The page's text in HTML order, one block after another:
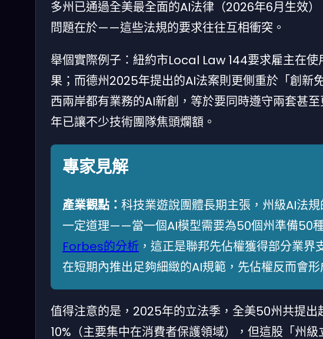
多州已通過全美最全面的AI法律（2026年6月生效
問題在於——這些法規的要求往往互相衝突。
舉個實際例子：紐約市Local Law 144要求雇主在
果；而德州2025年提出的AI法案則更側重於「創新
西兩岸都有業務的AI新創，等於要同時遵守兩套
年已讓不少技術團隊焦頭爛額。
專家見解
產業觀點： 科技業遊說團體長期主張，州級AI法
一定道理——當一個AI模型需要為50個州準備50
Forbes的分析 ，這正是聯邦先佔權獲得部分業
在短期內推出足夠細緻的AI規範，先佔權反而會
值得注意的是，2025年的立法季，全美50州共提
10%（主要集中在消費者保護領域），但這股「州